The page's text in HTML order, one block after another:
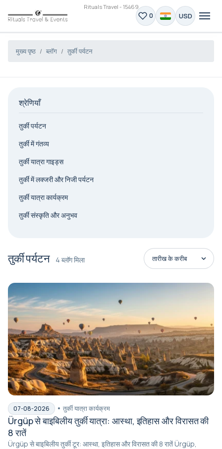
Rituals Travel - 15469
0 USD
मुख्य पृष्ठ ब्लॉग तुर्की पर्यटन
श्रेणियाँ
तुर्की पर्यटन
तुर्की में गंतव्य
तुर्की यात्रा गाइड्स
तुर्की में लक्जरी और निजी पर्यटन
तुर्की यात्रा कार्यक्रम
तुर्की संस्कृति और अनुभव
तुर्की पर्यटन 4 ब्लॉग मिला
07-08-2026 तुर्की यात्रा कार्यक्रम
Ürgüp से बाइबिलीय तुर्की यात्रा: आस्था, इतिहास और विरासत की
8 रातें
Ürgüp से बाइबिलीय तुर्की टूर: आस्था, इतिहास और विरासत की 8 रातें Ürgüp,